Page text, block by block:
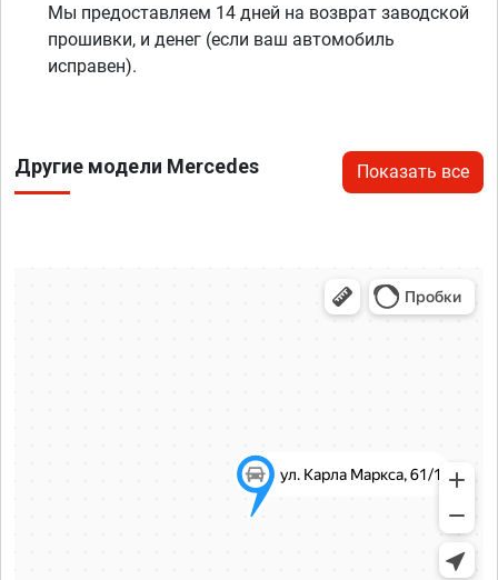
Мы предоставляем 14 дней на возврат заводской
прошивки, и денег (если ваш автомобиль
исправен).
Другие модели Mercedes Показать все